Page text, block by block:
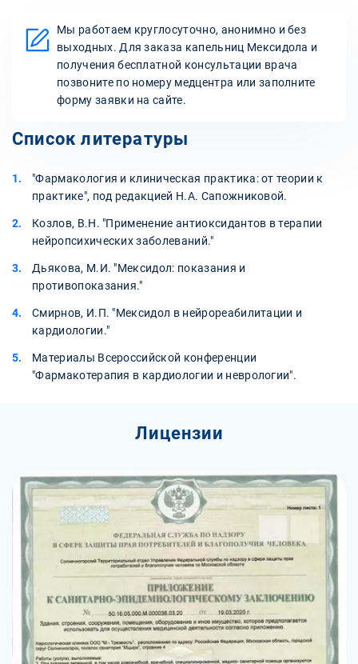
Мы работаем круглосуточно, анонимно и без
выходных. Для заказа капельниц Мексидола и
получения бесплатной консультации врача
позвоните по номеру медцентра или заполните
форму заявки на сайте.
Список литературы
"Фармакология и клиническая практика: от теории к
практике", под редакцией Н.А. Сапожниковой.
Козлов, В.Н. "Применение антиоксидантов в терапии
нейропсихических заболеваний."
Дьякова, М.И. "Мексидол: показания и
противопоказания."
Смирнов, И.П. "Мексидол в нейрореабилитации и
кардиологии."
Материалы Всероссийской конференции
"Фармакотерапия в кардиологии и неврологии".
Лицензии